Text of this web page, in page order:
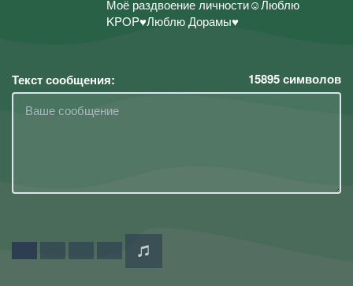
Моё раздвоение личности☺Люблю
KPOP♥Люблю Дорамы♥
Текст сообщения: 15895символов